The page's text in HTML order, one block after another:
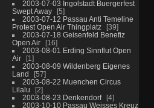
2003-07-03 Ingolstadt Buergerfest
Swept Away
5
2003-07-12 Passau Anti Temeline
Protest Open Air Thingplatz
39
2003-07-18 Geisenfeld Benefiz
Open Air
16
2003-08-01 Erding Sinnflut Open
Air
1
2003-08-09 Wildenberg Eigenes
Land
57
2003-08-22 Muenchen Circus
Lilalu
2
2003-08-23 Denkendorf
4
2003-10-10 Passau Weisses Kreuz